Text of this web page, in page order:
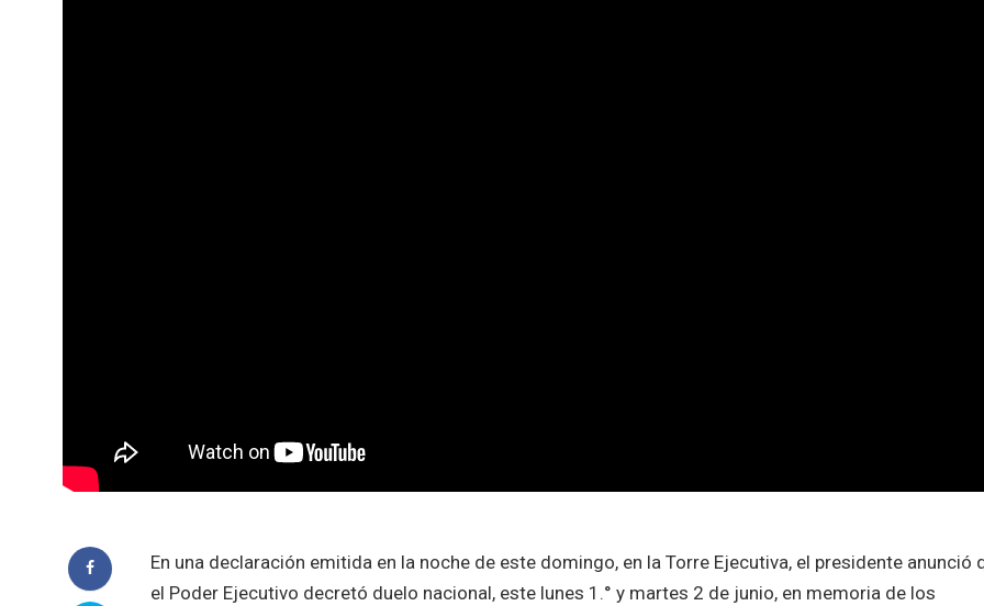
En una declaración emitida en la noche de este domingo, en la Torre Ejecutiva, el presidente anunció
el Poder Ejecutivo decretó duelo nacional, este lunes 1.° y martes 2 de junio, en memoria de los